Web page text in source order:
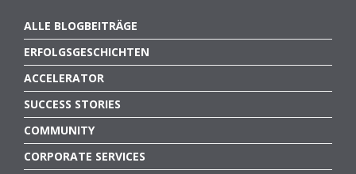
ALLE BLOGBEITRÄGE
ERFOLGSGESCHICHTEN
ACCELERATOR
SUCCESS STORIES
COMMUNITY
CORPORATE SERVICES